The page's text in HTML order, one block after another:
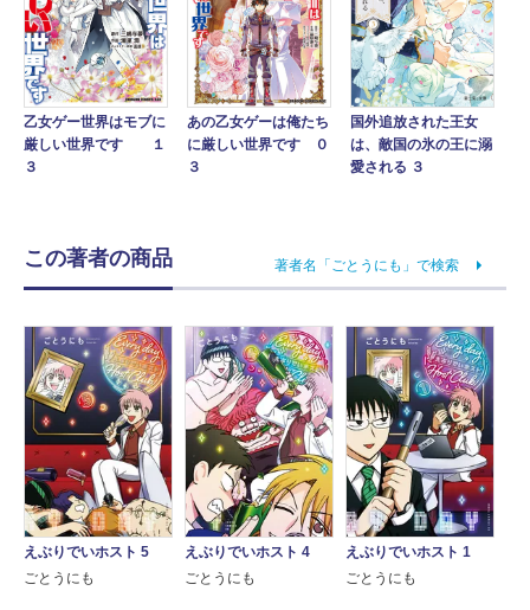
乙女ゲー世界はモブに
厳しい世界です １
３
あの乙女ゲーは俺たち
に厳しい世界です ０
３
国外追放された王女
は、敵国の氷の王に溺
愛される ３
この著者の商品 著者名「ごとうにも」で検索
えぶりでいホスト 5
ごとうにも
えぶりでいホスト 4
ごとうにも
えぶりでいホスト 1
ごとうにも